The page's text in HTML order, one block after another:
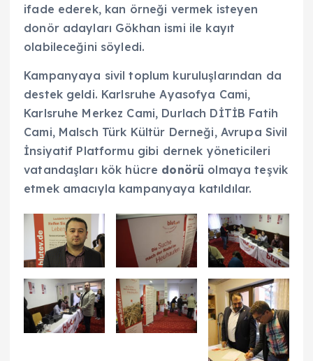
ifade ederek, kan örneği vermek isteyen
donör adayları Gökhan ismi ile kayıt
olabileceğini söyledi.
Kampanyaya sivil toplum kuruluşlarından da
destek geldi. Karlsruhe Ayasofya Cami,
Karlsruhe Merkez Cami, Durlach DİTİB Fatih
Cami, Malsch Türk Kültür Derneği, Avrupa Sivil
İnsiyatif Platformu gibi dernek yöneticileri
vatandaşları kök hücre donörü olmaya teşvik
etmek amacıyla kampanyaya katıldılar.